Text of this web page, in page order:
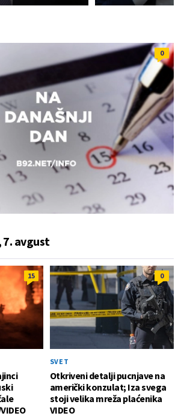
0
7. avgust
15 0
SVET
Otkriveni detalji pucnjave na
američki konzulat; Iza svega
stoji velika mreža plaćenika
VIDEO